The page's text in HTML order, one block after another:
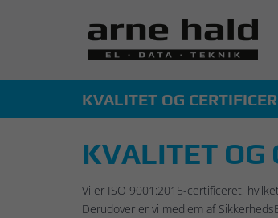
KVALITET OG
KVALITET OG
Vi er ISO 9001:2015-certificeret,
Derudover er vi medlem af